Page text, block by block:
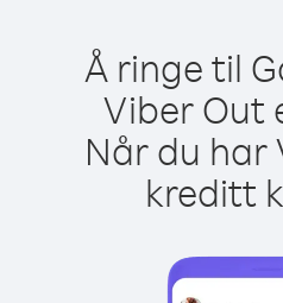
Å ringe til
Viber Out
Når du har
kreditt